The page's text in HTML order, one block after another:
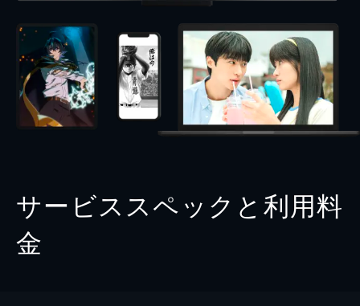
サービススペックと利用料
金